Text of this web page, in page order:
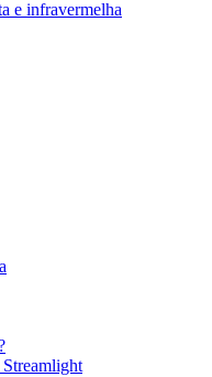
e infravermelha
Streamlight